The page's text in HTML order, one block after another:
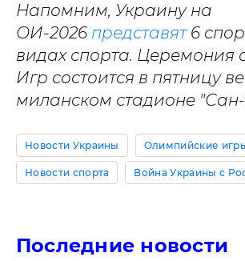
Напомним, Украину на
ОИ-2026 представят6
видах спорта. Церемония
Игр состоится в пятницу
миланском стадионе
Новости Украины Олимпийские
Новости спорта Война Украины с
Последние новости